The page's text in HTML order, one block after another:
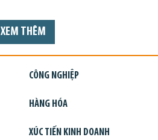
XEM THÊM
CÔNG NGHIỆP
HÀNG HÓA
XÚC TIẾN KINH DOANH